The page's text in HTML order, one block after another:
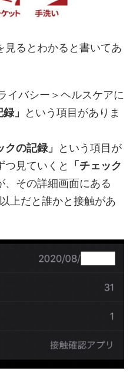
見るとわかると書いてあ
イバシー＞ヘルスケアに
」
という項目がありま
クの記録」
という項目が
つ見ていくと
「チェック
、その詳細画面にある
上だと誰かと接触があ